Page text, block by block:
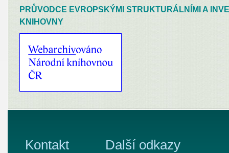
PRŮVODCE EVROPSKÝMI STRUKTURÁLNÍMI A
KNIHOVNY
Kontakt Další odkazy